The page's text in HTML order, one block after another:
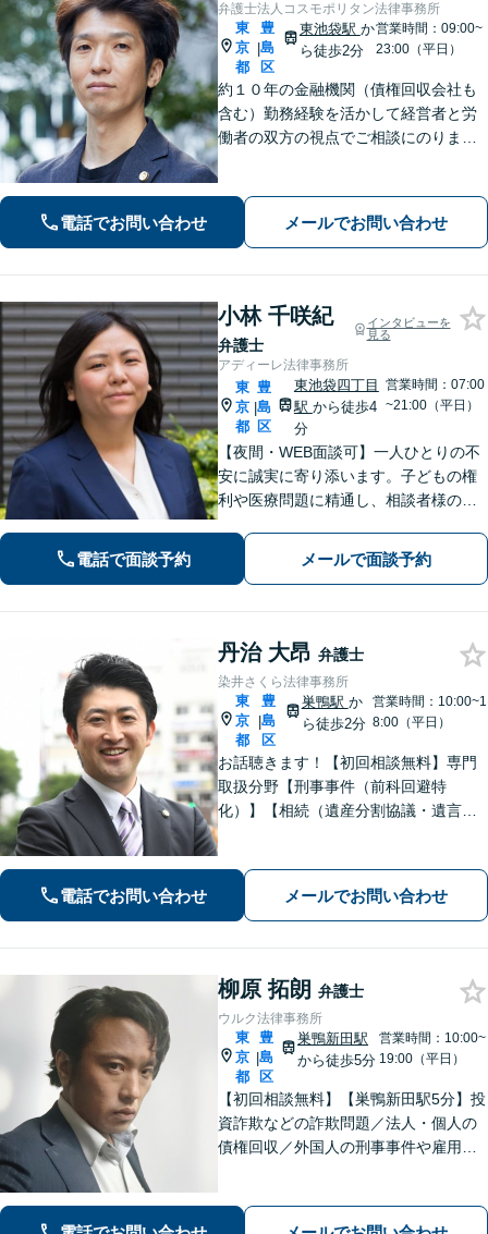
弁護士法人コスモポリタン法律事務所
東
京
都
|
豊
島
区
東池袋駅 か
ら徒歩2分
営業時間：09:00~
23:00（平日）
約１０年の金融機関（債権回収会社も
含む）勤務経験を活かして経営者と労
働者の双方の視点でご相談にのりま
みの解決策を一緒に考えていきます。
電話でお問い合わせ メールでお問い合わせ
小林 千咲紀
弁護士
インタビューを
見る
アディーレ法律事務所
東
京
都
|
豊
島
区
東池袋四丁目
駅 から徒歩4
分
営業時間：07:00
~21:00（平日）
【夜間・WEB面談可】一人ひとりの不
安に誠実に寄り添います。子どもの権
利や医療問題に精通し、相談者様の
電話で面談予約 メールで面談予約
丹治 大昂 弁護士
染井さくら法律事務所
東
京
都
|
豊
島
区
巣鴨駅 か
ら徒歩2分
営業時間：10:00~1
8:00（平日）
お話聴きます！【初回相談無料】専門
取扱分野【刑事事件（前科回避特
化）】【相続（遺産分割協議・遺言・
ください。「話しやすい」「相談しや
すい」弁護士。【巣鴨駅1分】
電話でお問い合わせ メールでお問い合わせ
柳原 拓朗 弁護士
ウルク法律事務所
東
京
都
|
豊
島
区
巣鴨新田駅
から徒歩5分
営業時間：10:00~
19:00（平日）
【初回相談無料】【巣鴨新田駅5分】投
資詐欺などの詐欺問題／法人・個人の
債権回収／外国人の刑事事件や雇用問
を1日でも早く解消できるよう尽力しま